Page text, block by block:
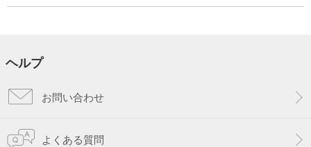
ヘルプ
お問い合わせ
よくある質問